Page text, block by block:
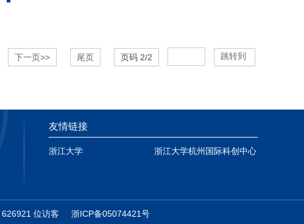
下一页>> 尾页 页码 2/2 跳转到
友情链接
浙江大学 浙江大学杭州国际科创中心
626921 位访客 浙ICP备05074421号